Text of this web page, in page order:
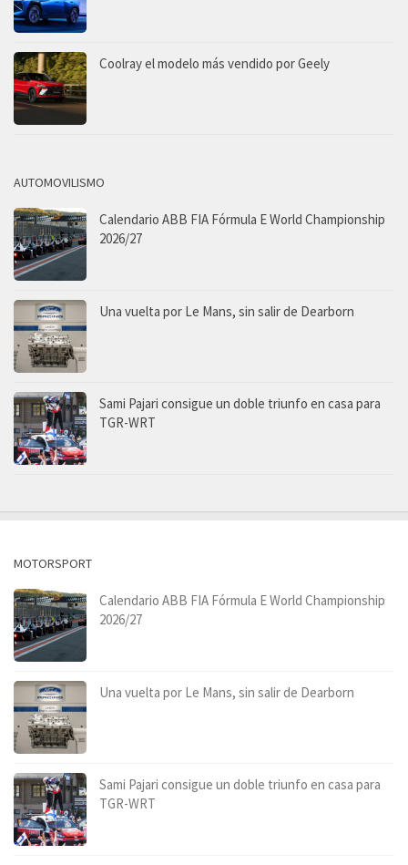
Coolray el modelo más vendido por Geely
AUTOMOVILISMO
Calendario ABB FIA Fórmula E World Championship
2026/27
Una vuelta por Le Mans, sin salir de Dearborn
Sami Pajari consigue un doble triunfo en casa para
TGR-WRT
MOTORSPORT
Calendario ABB FIA Fórmula E World Championship
2026/27
Una vuelta por Le Mans, sin salir de Dearborn
Sami Pajari consigue un doble triunfo en casa para
TGR-WRT